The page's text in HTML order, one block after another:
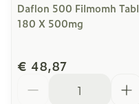
Daflon 500 Filmomh Tabl
180 X 500mg
€ 48,87